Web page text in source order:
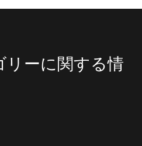
リーに関する情